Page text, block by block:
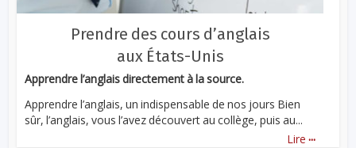
Prendre des cours d’anglais
aux États-Unis
Apprendre l’anglais directement à la source.
Apprendre l’anglais, un indispensable de nos jours Bien
sûr, l’anglais, vous l’avez découvert au collège, puis au...
Lire ...